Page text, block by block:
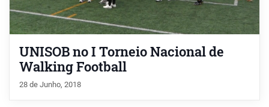
UNISOB no I Torneio Nacional de
Walking Football
28 de Junho, 2018